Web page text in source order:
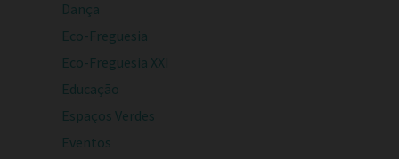
Dança
Eco-Freguesia
Eco-Freguesia XXI
Educação
Espaços Verdes
Eventos